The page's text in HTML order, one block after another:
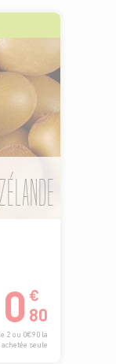
0 €
80
2 ou 0€90 la
achetée seule